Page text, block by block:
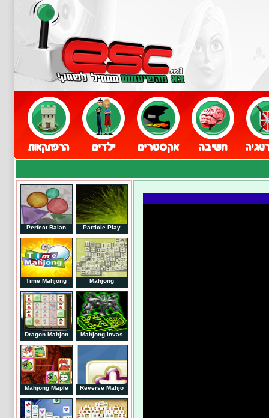
Particle Play
Perfect Balan
Mahjong
Time Mahjong
Mahjong Invas
Dragon Mahjon
Reverse Mahjo
Mahjong Maple